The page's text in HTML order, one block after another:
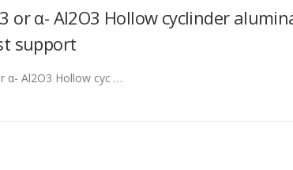
or α- Al2O3 Hollow cyclinder
support
α- Al2O3 Hollow cyc …